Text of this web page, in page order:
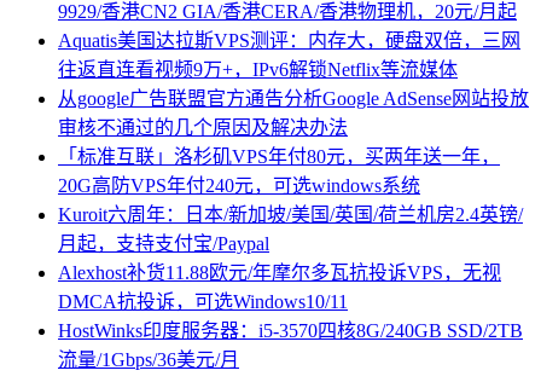
9929/香港CN2 GIA/香港CERA/香港物理机，20元/月起
Aquatis美国达拉斯VPS测评：内存大，硬盘双倍，三网
往返直连看视频9万+，IPv6解锁Netflix等流媒体
从google广告联盟官方通告分析Google AdSense网站投放
审核不通过的几个原因及解决办法
「标准互联」洛杉矶VPS年付80元，买两年送一年，
20G高防VPS年付240元，可选windows系统
Kuroit六周年：日本/新加坡/美国/英国/荷兰机房2.4英镑/
月起，支持支付宝/Paypal
Alexhost补货11.88欧元/年摩尔多瓦抗投诉VPS，无视
DMCA抗投诉，可选Windows10/11
HostWinks印度服务器：i5-3570四核8G/240GB SSD/2TB
流量/1Gbps/36美元/月